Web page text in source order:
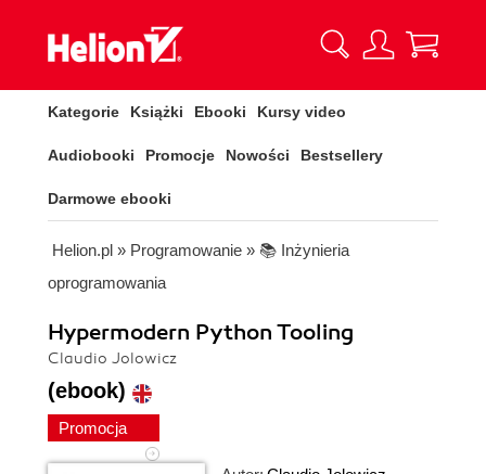
Kategorie Książki Ebooki Kursy video
Audiobooki Promocje Nowości Bestsellery
Darmowe ebooki
Helion.pl » Programowanie » 📚 Inżynieria
oprogramowania
Hypermodern Python Tooling
Claudio Jolowicz
(ebook)
Promocja